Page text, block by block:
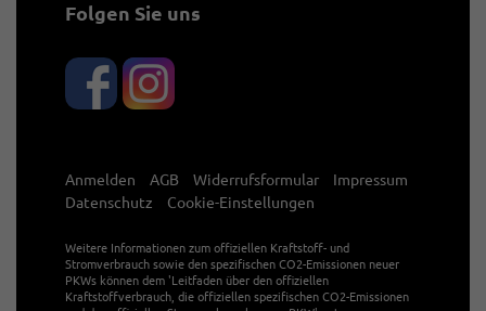
Folgen Sie uns
Anmelden AGB Widerrufsformular
Impressum
Datenschutz
Cookie-Einstellungen
Weitere Informationen zum offiziellen Kraftstoff- und
Stromverbrauch sowie den spezifischen CO2-Emissionen neuer
PKWs können dem 'Leitfaden über den offiziellen
Kraftstoffverbrauch, die offiziellen spezifischen CO2-Emissionen